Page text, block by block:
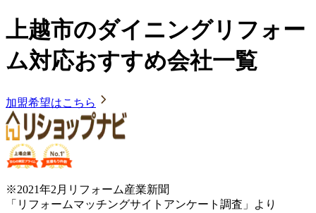
上越市のダイニングリフォー
ム対応おすすめ会社一覧
加盟希望はこちら
※2021年2月リフォーム産業新聞
「リフォームマッチングサイトアンケート調査」より